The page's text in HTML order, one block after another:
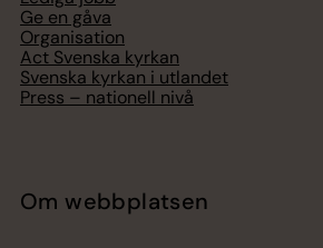
Ge en gåva
Organisation
Act Svenska kyrkan
Svenska kyrkan i utlandet
Press – nationell nivå
Om webbplatsen